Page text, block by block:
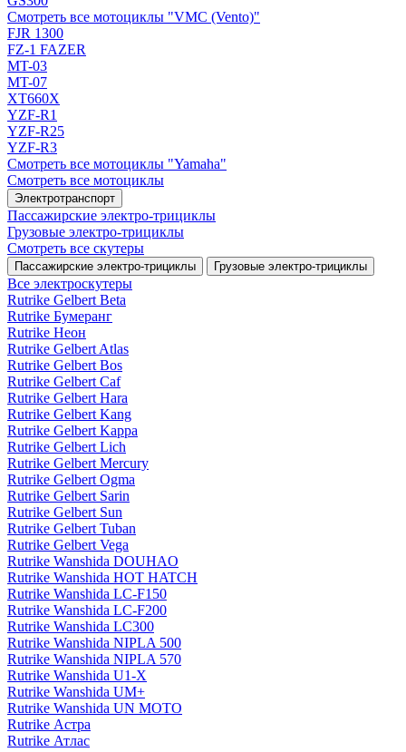
Смотреть все мотоциклы "VMC (Vento)"
FJR 1300
FZ-1 FAZER
MT-03
MT-07
XT660X
YZF-R1
YZF-R25
YZF-R3
Смотреть все мотоциклы "Yamaha"
Смотреть все мотоциклы
Электротранспорт
Пассажирские электро‑трициклы
Грузовые электро‑трициклы
Смотреть все скутеры
Пассажирские электро‑трициклы Грузовые электро‑трициклы
Все электро­скутеры
Rutrike Gelbert Beta
Rutrike Бумеранг
Rutrike Неон
Rutrike Gelbert Atlas
Rutrike Gelbert Bos
Rutrike Gelbert Caf
Rutrike Gelbert Hara
Rutrike Gelbert Kang
Rutrike Gelbert Kappa
Rutrike Gelbert Lich
Rutrike Gelbert Mercury
Rutrike Gelbert Ogma
Rutrike Gelbert Sarin
Rutrike Gelbert Sun
Rutrike Gelbert Tuban
Rutrike Gelbert Vega
Rutrike Wanshida DOUHAO
Rutrike Wanshida HOT HATCH
Rutrike Wanshida LC-F150
Rutrike Wanshida LC-F200
Rutrike Wanshida LC300
Rutrike Wanshida NIPLA 500
Rutrike Wanshida NIPLA 570
Rutrike Wanshida U1-X
Rutrike Wanshida UM+
Rutrike Wanshida UN MOTO
Rutrike Астра
Rutrike Атлас